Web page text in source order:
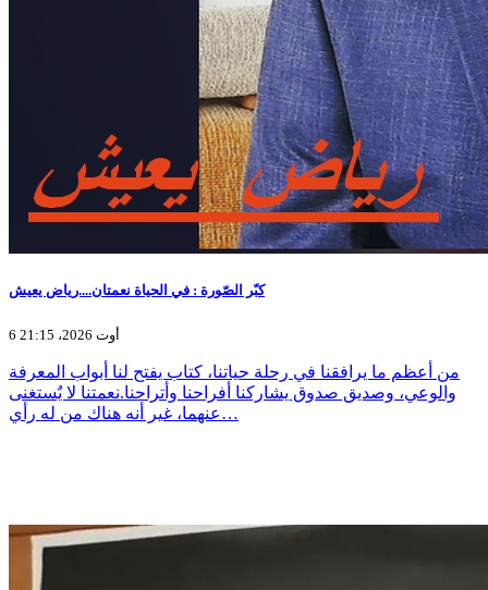
كبّر الصّورة : في الحياة نعمتان....رياض يعيش
6 أوت 2026، 21:15
من أعظم ما يرافقنا في رحلة حياتنا، كتاب يفتح لنا أبواب المعرفة
والوعي، وصديق صدوق يشاركنا أفراحنا وأتراحنا.نعمتنا لا يٌستغنى
عنهما، غير أنه هناك من له رأي…